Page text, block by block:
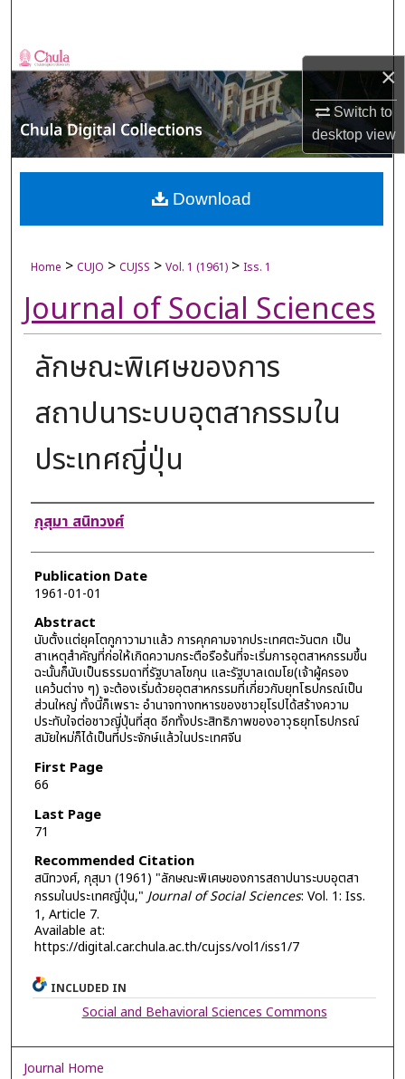
×
Switch to
desktopview
Browse Collections
My Account
About
Digital Commons Network™
Home > CUJO > CUJSS > Vol. 1 (1961) > Iss. 1
Journal of Social Sciences
ลักษณะพิเศษของการ
สถาปนาระบบอุตสากรรมใน
ประเทศญี่ปุ่น
Authors
กุสุมา สนิทวงศ์
Publication Date
1961-01-01
Abstract
นับตั้งแต่ยุคโตกูกาวามาแล้ว การคุกคามจากประเทศตะวันตก เป็น
สาเหตุสำคัญที่ก่อให้เกิดความกระตือรือร้นที่จะเริ่มการอุตสาหกรรมขึ้น
ฉะนั้นก็นับเป็นธรรมดาที่รัฐบาลโชกุน และรัฐบาลเดมโย(เจ้าผู้ครอง
แคว้นต่าง ๆ) จะต้องเริ่มด้วยอุตสาหกรรมที่เกี่ยวกับยุทโธปกรณ์เป็น
ส่วนใหญ่ ทั้งนี้ก็เพราะ อำนาจทางทหารของชาวยุโรปได้สร้างความ
ประทับใจต่อชาวญี่ปุ่นที่สุด อีกทั้งประสิทธิภาพของอาวุธยุทโธปกรณ์
สมัยใหม่ก็ได้เป็นที่ประจักษ์แล้วในประเทศจีน
First Page
66
Last Page
71
Recommended Citation
สนิทวงศ์, กุสุมา (1961) "ลักษณะพิเศษของการสถาปนาระบบอุตสา
กรรมในประเทศญี่ปุ่น," Journal of Social Sciences: Vol. 1: Iss.
1, Article 7.
Available at:
https://digital.car.chula.ac.th/cujss/vol1/iss1/7
Download
INCLUDED IN
Social and Behavioral Sciences Commons
Journal Home